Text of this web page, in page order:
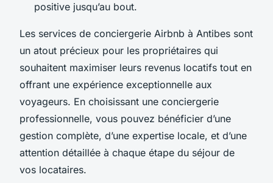
positive jusqu’au bout.
Les services de conciergerie Airbnb à Antibes sont
un atout précieux pour les propriétaires qui
souhaitent maximiser leurs revenus locatifs tout en
offrant une expérience exceptionnelle aux
voyageurs. En choisissant une conciergerie
professionnelle, vous pouvez bénéficier d’une
gestion complète, d’une expertise locale, et d’une
attention détaillée à chaque étape du séjour de
vos locataires.